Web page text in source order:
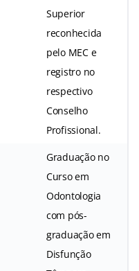
Superior
reconhecida
pelo MEC e
registro no
respectivo
Conselho
Profissional.
Graduação no
Curso em
Odontologia
com pós-
graduação em
Disfunção